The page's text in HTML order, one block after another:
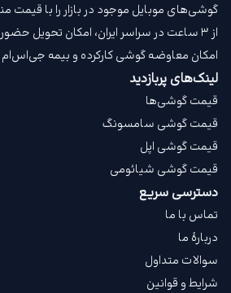
گوشی‌های موبایل موجود در بازار را با قیمت‌
از ۳ ساعت در سراسر ایران، امکان تحویل
امکان معاوضه گوشی کارکرده و بیمه
لینک‌های پربازدید
قیمت گوشی‌ها
قیمت گوشی سامسونگ
قیمت گوشی اپل
قیمت گوشی شیائومی
دسترسی سریع
تماس با ما
دربارهٔ ما
سوالات متداول
شرایط و قوانین